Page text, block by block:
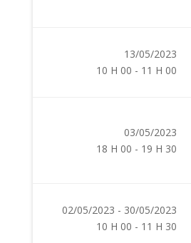
13/05/2023
10 H 00 - 11 H 00
03/05/2023
18 H 00 - 19 H 30
02/05/2023 - 30/05/2023
10 H 00 - 11 H 30